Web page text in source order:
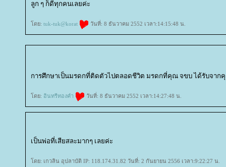
ลูก ๆ ก็ดีทุกคนเลยค่ะ
ดย: tuk-tuk@korat วันที่: 8 ธันวาคม 2552 เวลา:14:15:48 น.
การศึกษาเป็นมรดกที่ติดตัวไปตลอดชีวิต มรดกที่คุณ จขบ ได้รับจาก
ดย: อินทรีทองคำ วันที่: 8 ธันวาคม 2552 เวลา:14:27:48 น.
เป็นพ่อที่เสียสละมากๆ เลยค่ะ
ดย: เกวลิน อุปลาบัติ IP: 118.174.31.82 วันที่: 2 กันยายน 2556 เวลา:9:22:27 น.